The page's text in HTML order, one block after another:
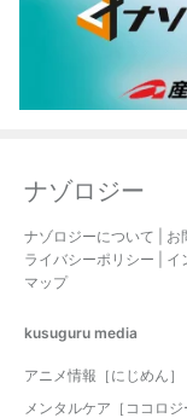
ナゾロジー
ナゾロジーについて お
ライバシーポリシー
イ
マップ
kusuguru media
アニメ情報［にじめん］
メンタルケア［ココロジ